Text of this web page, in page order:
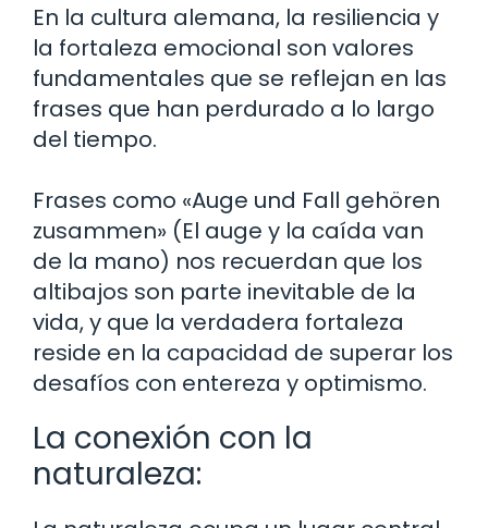
En la cultura alemana, la resiliencia y
la fortaleza emocional son valores
fundamentales que se reflejan en las
frases que han perdurado a lo largo
del tiempo.
Frases como «Auge und Fall gehören
zusammen» (El auge y la caída van
de la mano) nos recuerdan que los
altibajos son parte inevitable de la
vida, y que la verdadera fortaleza
reside en la capacidad de superar los
desafíos con entereza y optimismo.
La conexión con la
naturaleza: